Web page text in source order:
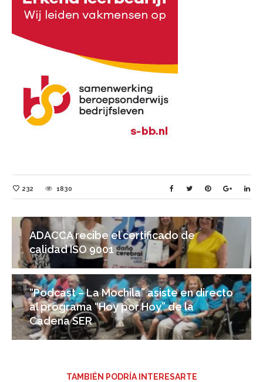
232 1830
ADACCA recibe el certificado de
calidad ISO 9001
“Podcast – La Mochila” asiste en directo
al programa “Hoy por Hoy” de la
Cadena SER
TAMBIÉN PODRÍA INTERESARTE